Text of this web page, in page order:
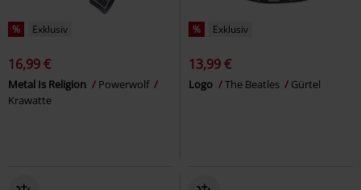
% Exklusiv
16,99 €
Metal Is Religion
Powerwolf
Krawatte
% Exklusiv
13,99 €
Logo The Beatles Gürtel